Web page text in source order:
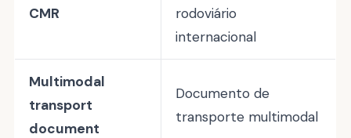
CMR
rodoviário
internacional
Multimodal
transport
document
Documento de
transporte multimodal